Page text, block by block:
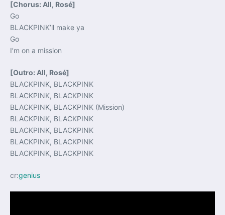
[Chorus: All, Rosé]
Go
BLACKPINK’ll make ya
Go
I’m on a mission
[Outro: All, Rosé]
BLACKPINK, BLACKPINK
BLACKPINK, BLACKPINK
BLACKPINK, BLACKPINK (Mission)
BLACKPINK, BLACKPINK
BLACKPINK, BLACKPINK
BLACKPINK, BLACKPINK
BLACKPINK, BLACKPINK
cr:genius